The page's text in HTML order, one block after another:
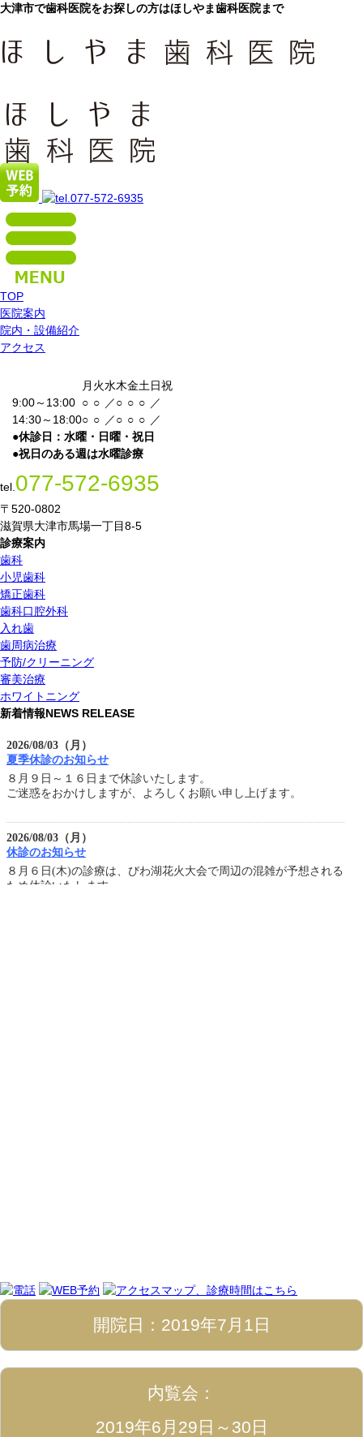
大津市で歯科医院をお探しの方はほしやま歯科医院まで
TOP
医院案内
院内・設備紹介
アクセス
月 火水木金土日祝
9:00～13:00 ○ ○ ／○ ○ ○ ／
14:30～18:00○ ○ ／○ ○ ○ ／
●休診日：水曜・日曜・祝日
●祝日のある週は水曜診療
tel. 077-572-6935
〒520-0802
滋賀県大津市馬場一丁目8-5
診療案内
歯科
小児歯科
矯正歯科
歯科口腔外科
入れ歯
歯周病治療
予防/クリーニング
審美治療
ホワイトニング
新着情報NEWS RELEASE
開院日：2019年7月1日
内覧会：
2019年6月29日～30日